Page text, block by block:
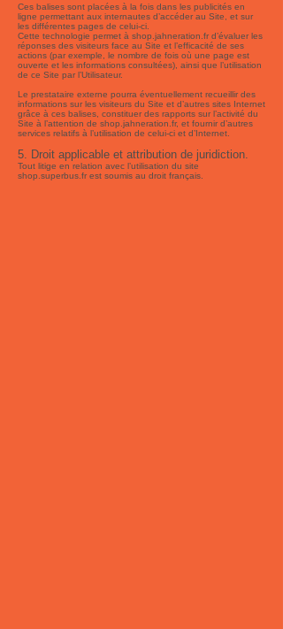
Ces balises sont placées à la fois dans les publicités en
ligne permettant aux internautes d’accéder au Site, et sur
les différentes pages de celui-ci.
Cette technologie permet à shop.jahneration.fr d’évaluer les
réponses des visiteurs face au Site et l’efficacité de ses
actions (par exemple, le nombre de fois où une page est
ouverte et les informations consultées), ainsi que l’utilisation
de ce Site par l’Utilisateur.
Le prestataire externe pourra éventuellement recueillir des
informations sur les visiteurs du Site et d’autres sites Internet
grâce à ces balises, constituer des rapports sur l’activité du
Site à l’attention de shop.jahneration.fr, et fournir d’autres
services relatifs à l’utilisation de celui-ci et d’Internet.
5. Droit applicable et attribution de juridiction.
Tout litige en relation avec l’utilisation du site
shop.superbus.fr est soumis au droit français.